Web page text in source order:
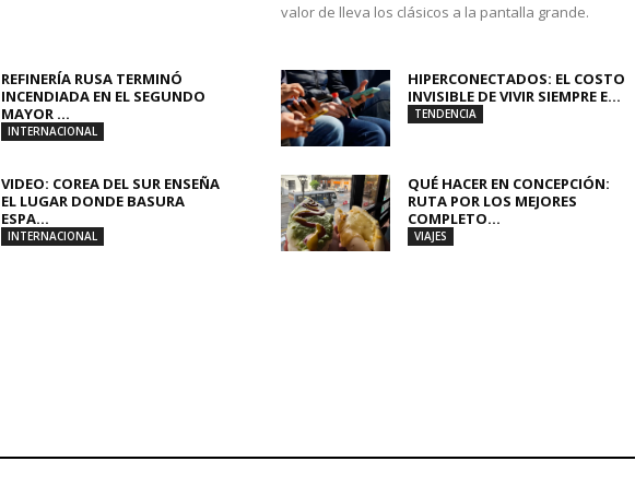
valor de lleva los clásicos a la pantalla grande.
REFINERÍA RUSA TERMINÓ
INCENDIADA EN EL SEGUNDO
MAYOR ...
INTERNACIONAL
HIPERCONECTADOS: EL COSTO
INVISIBLE DE VIVIR SIEMPRE E...
TENDENCIA
VIDEO: COREA DEL SUR ENSEÑA
EL LUGAR DONDE BASURA
ESPA...
INTERNACIONAL
QUÉ HACER EN CONCEPCIÓN:
RUTA POR LOS MEJORES
COMPLETO...
VIAJES